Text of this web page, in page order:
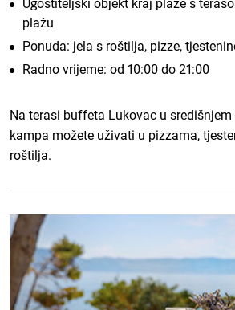
Ugostiteljski objekt kraj plaže s
plažu
Ponuda: jela s roštilja, pizze,
Radno vrijeme: od 10:00 do 21:00
Na terasi buffeta Lukovac u
kampa možete uživati u pizzama,
roštilja.